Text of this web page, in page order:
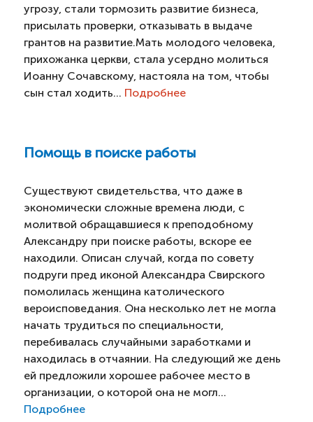
угрозу, стали тормозить развитие бизнеса,
присылать проверки, отказывать в выдаче
грантов на развитие.Мать молодого человека,
прихожанка церкви, стала усердно молиться
Иоанну Сочавскому, настояла на том, чтобы
сын стал ходить... Подробнее
Помощь в поиске работы
Существуют свидетельства, что даже в
экономически сложные времена люди, с
молитвой обращавшиеся к преподобному
Александру при поиске работы, вскоре ее
находили. Описан случай, когда по совету
подруги пред иконой Александра Свирского
помолилась женщина католического
вероисповедания. Она несколько лет не могла
начать трудиться по специальности,
перебивалась случайными заработками и
находилась в отчаянии. На следующий же день
ей предложили хорошее рабочее место в
организации, о которой она не могл...
Подробнее